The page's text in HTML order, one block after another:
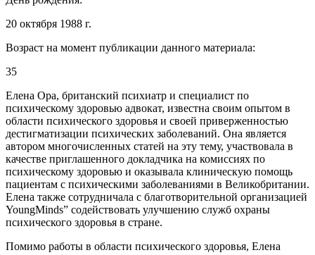
20 октября 1988 г.
Возраст на момент публикации данного материала:
35
Елена Ора, британский психиатр и специалист по
психическому здоровью адвокат, известна своим опытом в
области психического здоровья и своей приверженностью
дестигматизации психических заболеваний. Она является
автором многочисленных статей на эту тему, участвовала в
качестве приглашенного докладчика на комиссиях по
психическому здоровью и оказывала клиническую помощь
пациентам с психическими заболеваниями в Великобритании.
Елена также сотрудничала с благотворительной организацией
YoungMinds” содействовать улучшению служб охраны
психического здоровья в стране.
Помимо работы в области психического здоровья, Елена